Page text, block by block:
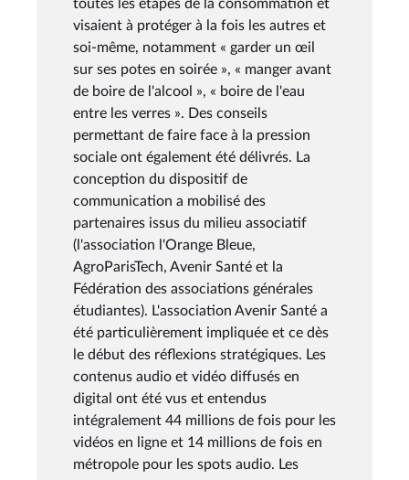
toutes les étapes de la consommation et
visaient à protéger à la fois les autres et
soi-même, notamment « garder un œil
sur ses potes en soirée », « manger avant
de boire de l'alcool », « boire de l'eau
entre les verres ». Des conseils
permettant de faire face à la pression
sociale ont également été délivrés. La
conception du dispositif de
communication a mobilisé des
partenaires issus du milieu associatif
(l'association l'Orange Bleue,
AgroParisTech, Avenir Santé et la
Fédération des associations générales
étudiantes). L'association Avenir Santé a
été particulièrement impliquée et ce dès
le début des réflexions stratégiques. Les
contenus audio et vidéo diffusés en
digital ont été vus et entendus
intégralement 44 millions de fois pour les
vidéos en ligne et 14 millions de fois en
métropole pour les spots audio. Les